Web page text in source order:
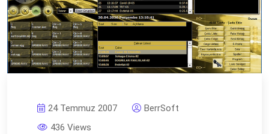
24 Temmuz 2007
BerrSoft
436 Views